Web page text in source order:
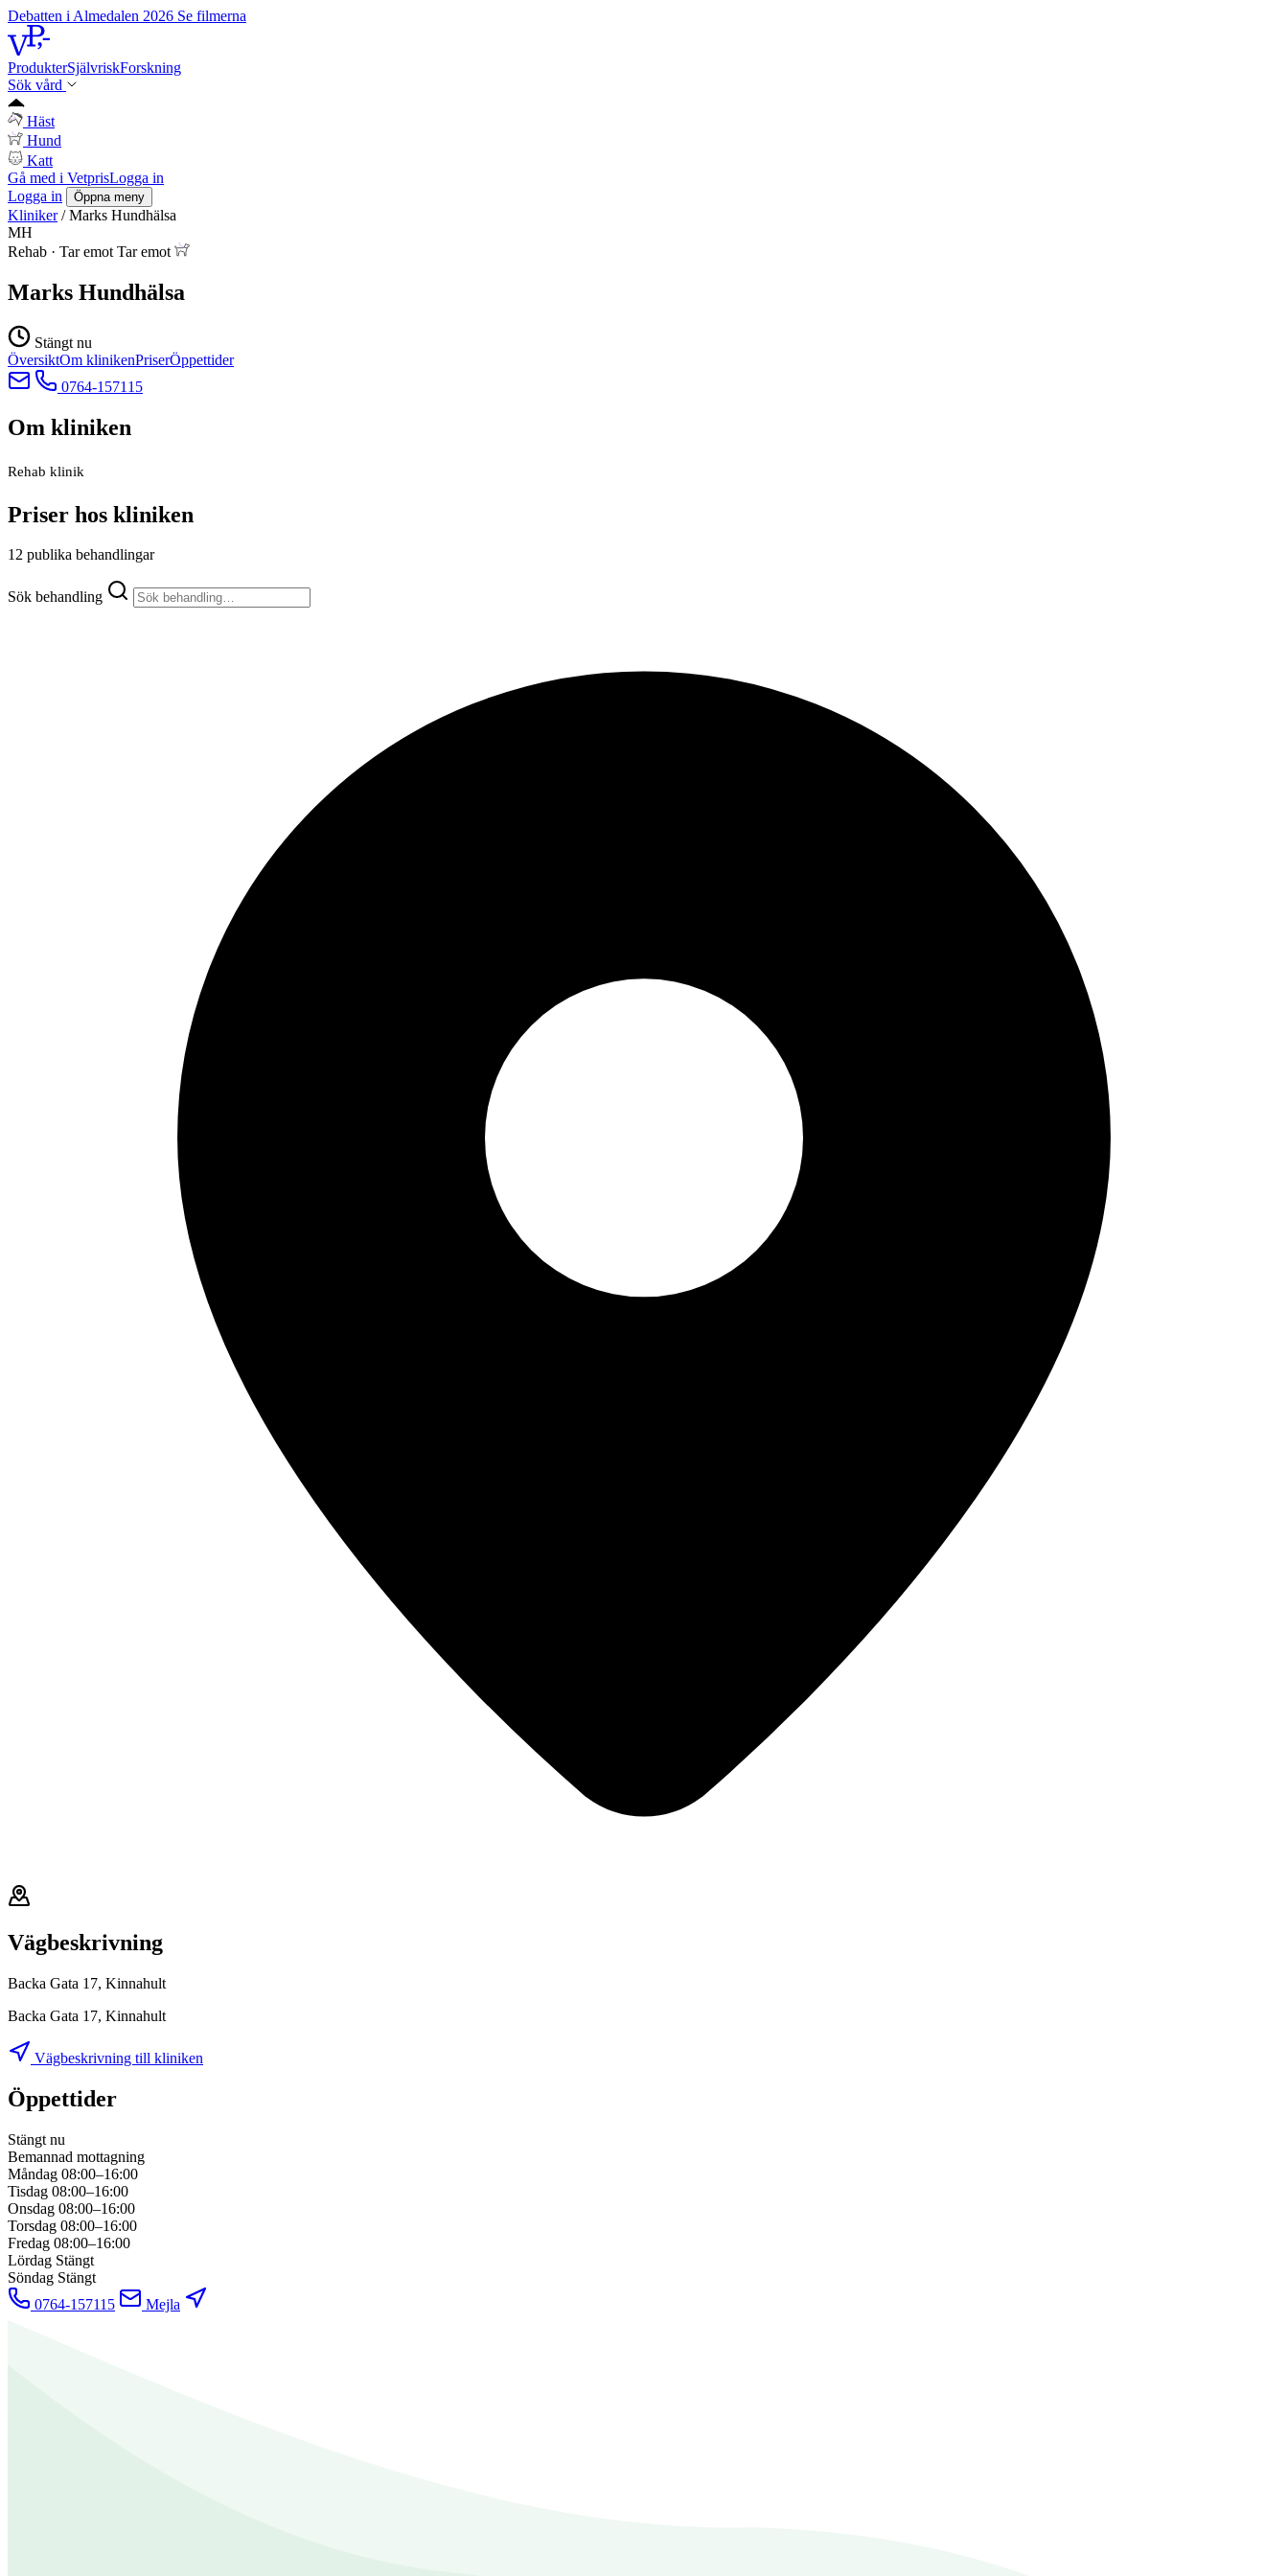
Debatten i Almedalen 2026 Se filmerna
ProdukterSjälvriskForskning
Sök vård
Häst
Hund
Katt
Gå med i VetprisLogga in
Logga in
Öppna meny
Kliniker / Marks Hundhälsa
MH
Rehab · Tar emot Tar emot
Marks Hundhälsa
Stängt nu
ÖversiktOm klinikenPriserÖppettider
0764-157115
Om kliniken
Rehab klinik
Priser hos kliniken
12 publika behandlingar
Sök behandling
Vägbeskrivning
Backa Gata 17, Kinnahult
Backa Gata 17, Kinnahult
Vägbeskrivning till kliniken
Öppettider
Stängt nu
Bemannad mottagning
Måndag 08:00–16:00
Tisdag 08:00–16:00
Onsdag 08:00–16:00
Torsdag 08:00–16:00
Fredag 08:00–16:00
Lördag Stängt
Söndag Stängt
0764-157115
Mejla